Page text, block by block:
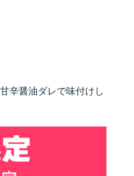
甘辛醤油ダレで味付けし